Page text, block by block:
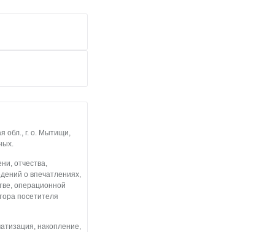
обл., г. о. Мытищи,
отчества,
о впечатлениях,
операционной
посетителя
накопление,